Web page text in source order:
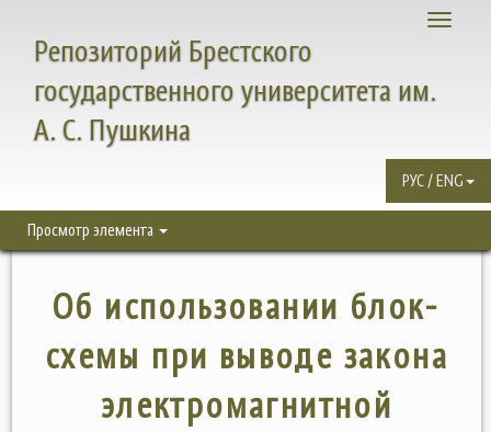
Toggle
Репозиторий Брестского
государственного университета им.
А. С. Пушкина
РУС / ENG
Просмотр элемента
Об использовании блок-
схемы при выводе закона
электромагнитной